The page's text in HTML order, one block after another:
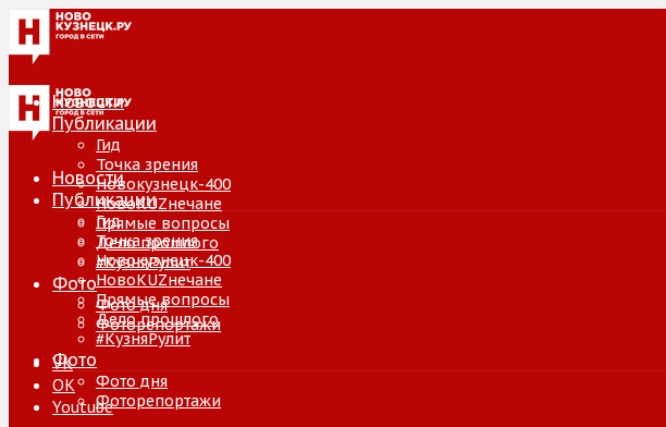
Новости
Публикации
Гид
Точка зрения
Новокузнецк-400
НовоKUZнечане
Прямые вопросы
Дело прошлого
#КузняРулит
Фото
Фото дня
Фоторепортажи
VK
ОК
Youtube
Новости
Публикации
Гид
Точка зрения
Новокузнецк-400
НовоKUZнечане
Прямые вопросы
Дело прошлого
#КузняРулит
Фото
Фото дня
Фоторепортажи